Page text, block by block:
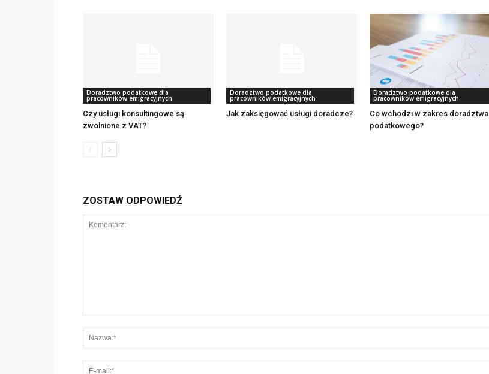
Doradztwo podatkowe dla
pracowników emigracyjnych
Czy usługi konsultingowe są
zwolnione z VAT?
Doradztwo podatkowe dla
pracowników emigracyjnych
Jak zaksięgować usługi doradcze?
Doradztwo podatkowe dla
pracowników emigracyjnych
Co wchodzi w zakres doradztwa
podatkowego?
ZOSTAW ODPOWIEDŹ